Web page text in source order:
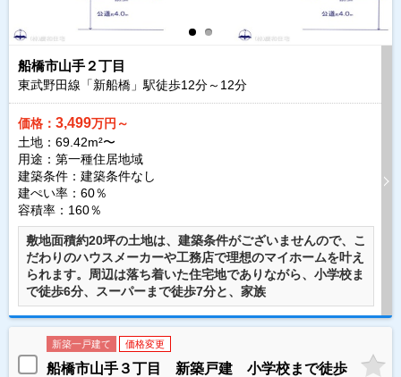
船橋市山手２丁目
東武野田線「新船橋」駅徒歩12分～ 12分
価格： 3,499万円～
土地：69.42m²〜
用途：第一種住居地域
建築条件： 建築条件なし
建ぺい率：60％
容積率：160％
敷地面積約20坪の土地は、建築条件がございませんので、こ
だわりのハウスメーカーや工務店で理想のマイホームを叶え
られます。周辺は落ち着いた住宅地でありながら、小学校ま
で徒歩6分、スーパーまで徒歩7分と、家族
新築一戸建て 価格変更
船橋市山手３丁目 新築戸建 小学校まで徒歩